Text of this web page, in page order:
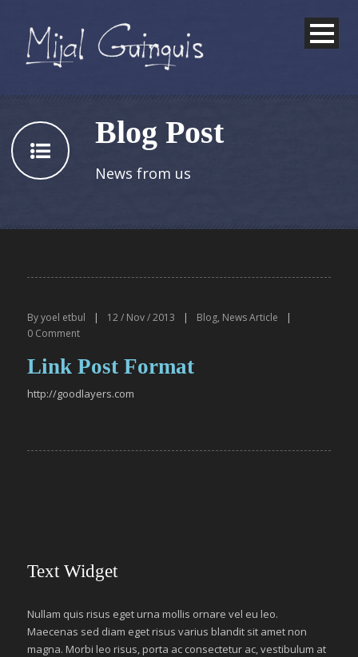
Blog Post
News from us
Byyoel etbul | 12 / Nov / 2013 | Blog, News Article
|
0 Comment
Link Post Format
http://goodlayers.com
Text Widget
Nullam quis risus eget urna mollis ornare vel eu leo.
Maecenas sed diam eget risus varius blandit sit amet non
magna. Morbi leo risus, porta ac consectetur ac, vestibulum at